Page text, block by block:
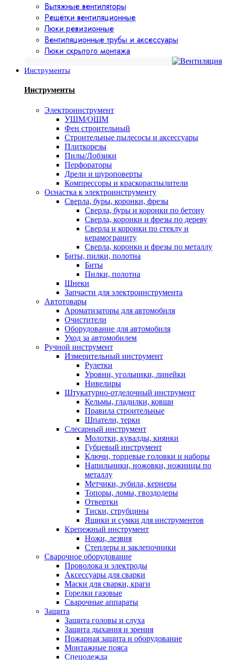
Вытяжные вентиляторы
Решётки вентиляционные
Люки ревизионные
Вентиляционные трубы и аксессуары
Люки скрытого монтажа
Инструменты
Инструменты
Электроинструмент
УШМ/ОШМ
Фен строительный
Строительные пылесосы и аксессуары
Плиткорезы
Пилы/Лобзики
Перфораторы
Дрели и шуроповерты
Компрессоры и краскораспылители
Оснастка к электроинструменту
Сверла, буры, коронки, фрезы
Сверла, буры и коронки по бетону
Сверла, коронки и фрезы по дереву
Сверла и коронки по стеклу и
керамограниту
Сверла, коронки и фрезы по металлу
Биты, пилки, полотна
Биты
Пилки, полотна
Шнеки
Запчасти для электроинструмента
Автотовары
Ароматизаторы для автомобиля
Очистители
Оборудование для автомобиля
Уход за автомобилем
Ручной инструмент
Измерительный инструмент
Рулетки
Уровни, угольники, линейки
Нивелиры
Штукатурно-отделочный инструмент
Кельмы, гладилки, ковши
Правила строительные
Шпатели, терки
Слесарный инструмент
Молотки, кувалды, киянки
Губцевый инструмент
Ключи, торцевые головки и наборы
Напильники, ножовки, ножницы по
металлу
Метчики, зубила, кернеры
Топоры, ломы, гвоздодеры
Отвертки
Тиски, струбцины
Ящики и сумки для инструментов
Крепежный инструмент
Ножи, лезвия
Степлеры и заклепочники
Сварочное оборудование
Проволока и электроды
Аксессуары для сварки
Маски для сварки, краги
Горелки газовые
Сварочные аппараты
Защита
Защита головы и слуха
Защита дыхания и зрения
Пожарная защита и оборудование
Монтажные пояса
Спецодежда